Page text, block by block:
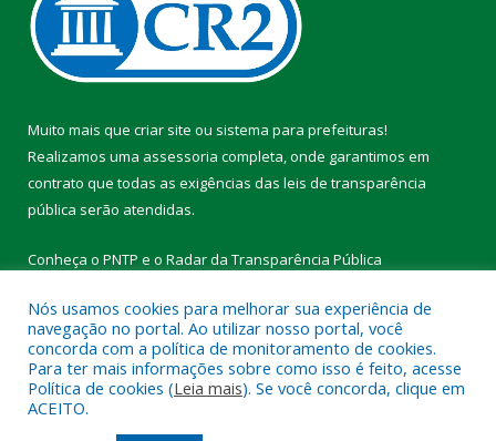
Muito mais que criar site ou sistema para prefeituras!
Realizamos uma assessoria completa, onde garantimos em
contrato que todas as exigências das leis de transparência
pública serão atendidas.
Conheça o PNTP e o Radar da Transparência Pública
Todos os direitos reservados a Prefeitura Municipal de Vitória do
Xingu.
Nós usamos cookies para melhorar sua experiência de
navegação no portal. Ao utilizar nosso portal, você
concorda com a política de monitoramento de cookies.
Para ter mais informações sobre como isso é feito, acesse
Política de cookies (Leia mais). Se você concorda, clique em
ACEITO.